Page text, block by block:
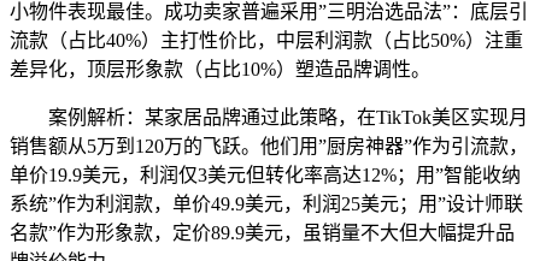
小物件表现最佳。成功卖家普遍采用”三明治选品法”：底层引
流款（占比40%）主打性价比，中层利润款（占比50%）注重
差异化，顶层形象款（占比10%）塑造品牌调性。
案例解析：某家居品牌通过此策略，在TikTok美区实现月
销售额从5万到120万的飞跃。他们用”厨房神器”作为引流款，
单价19.9美元，利润仅3美元但转化率高达12%；用”智能收纳
系统”作为利润款，单价49.9美元，利润25美元；用”设计师联
名款”作为形象款，定价89.9美元，虽销量不大但大幅提升品